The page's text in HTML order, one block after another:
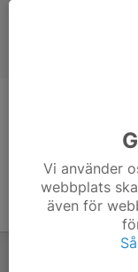
Vi använder
webbplats
även för